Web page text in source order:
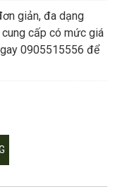
giản, đa dạng
cấp có mức giá
0905515556 để